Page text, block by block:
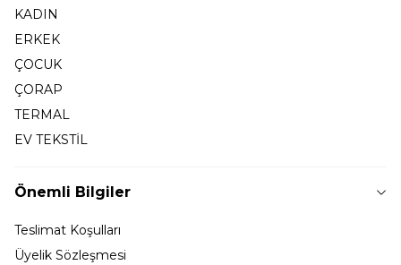
KADIN
ERKEK
ÇOCUK
ÇORAP
TERMAL
EV TEKSTİL
Önemli Bilgiler
Teslimat Koşulları
Üyelik Sözleşmesi